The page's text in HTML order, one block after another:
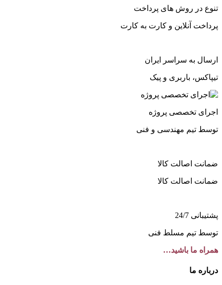
تنوع در روش های پرداخت
پرداخت آنلاین و کارت به کارت
ارسال به سراسر ایران
تیپاکس، باربری و پیک
اجرای تخصصی پروژه
توسط تیم مهندسی و فنی
ضمانت اصالت کالا
ضمانت اصالت کالا
پشتیبانی 24/7
توسط تیم مسلط فنی
همراه ما باشید…
درباره ما